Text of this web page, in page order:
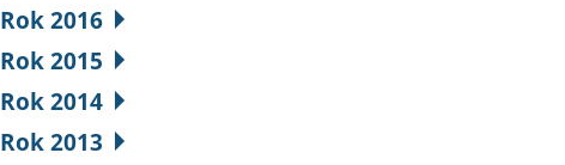
Rok 2016
Rok 2015
Rok 2014
Rok 2013